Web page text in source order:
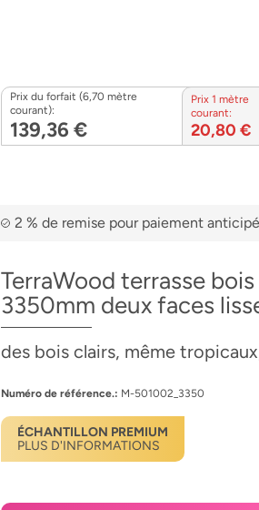
Prix du forfait (6,70 mètre
courant):
139,36 €
Prix 1 mètre
courant:
20,80 €
2 % de remise pour paiement
TerraWood terrasse bois
3350mm deux faces
des bois clairs, même
Numéro de référence.: M-501002_3350
ÉCHANTILLON PREMIUM
PLUS D'INFORMATIONS